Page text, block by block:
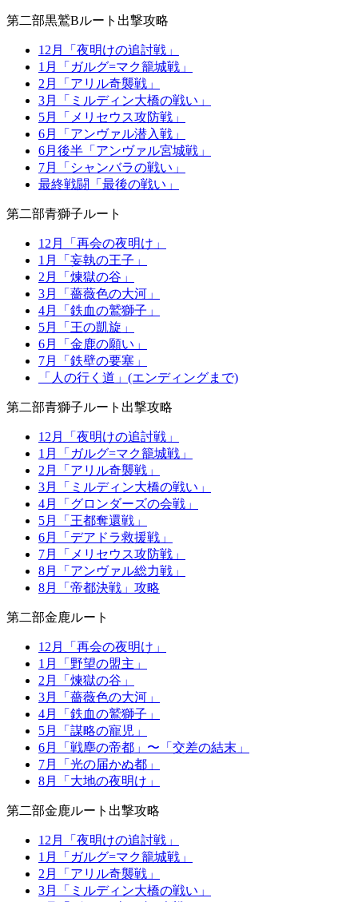
第二部黒鷲Bルート出撃攻略
12月「夜明けの追討戦」
1月「ガルグ=マク籠城戦」
2月「アリル奇襲戦」
3月「ミルディン大橋の戦い」
5月「メリセウス攻防戦」
6月「アンヴァル潜入戦」
6月後半「アンヴァル宮城戦」
7月「シャンバラの戦い」
最終戦闘「最後の戦い」
第二部青獅子ルート
12月「再会の夜明け」
1月「妄執の王子」
2月「煉獄の谷」
3月「薔薇色の大河」
4月「鉄血の鷲獅子」
5月「王の凱旋」
6月「金鹿の願い」
7月「鉄壁の要塞」
「人の行く道」(エンディングまで)
第二部青獅子ルート出撃攻略
12月「夜明けの追討戦」
1月「ガルグ=マク籠城戦」
2月「アリル奇襲戦」
3月「ミルディン大橋の戦い」
4月「グロンダーズの会戦」
5月「王都奪還戦」
6月「デアドラ救援戦」
7月「メリセウス攻防戦」
8月「アンヴァル総力戦」
8月「帝都決戦」攻略
第二部金鹿ルート
12月「再会の夜明け」
1月「野望の盟主」
2月「煉獄の谷」
3月「薔薇色の大河」
4月「鉄血の鷲獅子」
5月「謀略の寵児」
6月「戦塵の帝都」〜「交差の結末」
7月「光の届かぬ都」
8月「大地の夜明け」
第二部金鹿ルート出撃攻略
12月「夜明けの追討戦」
1月「ガルグ=マク籠城戦」
2月「アリル奇襲戦」
3月「ミルディン大橋の戦い」